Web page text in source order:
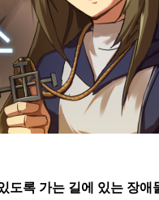
도록 가는 길에 있는 장애